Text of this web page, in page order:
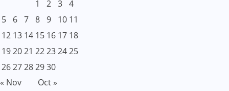
1
2 3 4
5
6 7 8 9 10 11
12 13 14 15 16 17 18
192021 22232425
2627282930
« Nov
Oct »